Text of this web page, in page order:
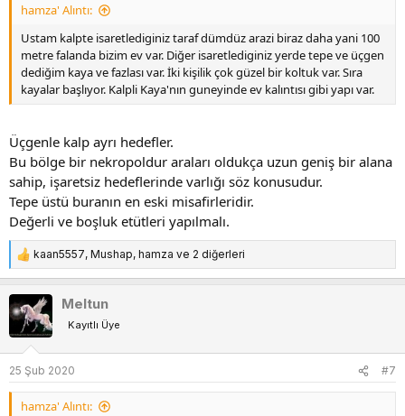
hamza' Alıntı:
Ustam kalpte isaretlediginiz taraf dümdüz arazi biraz daha yani 100
metre falanda bizim ev var. Diğer isaretlediginiz yerde tepe ve üçgen
dediğim kaya ve fazlası var. İki kişilik çok güzel bir koltuk var. Sıra
kayalar başlıyor. Kalpli Kaya'nın guneyinde ev kalıntısı gibi yapı var.
Üçgenle kalp ayrı hedefler.
Bu bölge bir nekropoldur araları oldukça uzun geniş bir alana
sahip, işaretsiz hedeflerinde varlığı söz konusudur.
Tepe üstü buranın en eski misafirleridir.
Değerli ve boşluk etütleri yapılmalı.
T
e
p
k
l
e
r
:
kaan5557, Mushap, hamza ve 2 diğerleri
Meltun
Kayıtlı Üye
25 Şub 2020 #7
hamza' Alıntı: